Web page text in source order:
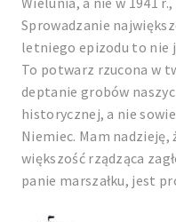
Sprowadzanie
letniego epizodu to nie
To potwarz rzucona w
deptanie grobów
historycznej, a nie
Niemiec. Mam
większość rządząca
panie marszałku, jest